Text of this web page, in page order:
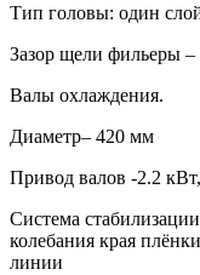
Тип головы: один
Зазор щели фильеры
Валы охлаждения.
Диаметр– 420 мм
Привод валов -2.2
Система
колебания края
линии